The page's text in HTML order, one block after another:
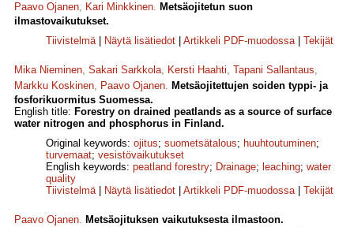
Paavo Ojanen, Kari Minkkinen. Metsäojitetun suon
ilmastovaikutukset.
Tiivistelmä| Näytä lisätiedot Artikkeli PDF-muodossa| Tekijät
Mika Nieminen, Sakari Sarkkola, Kersti Haahti, Tapani Sallantaus,
Markku Koskinen, Paavo Ojanen. Metsäojitettujen soiden typpi- ja
fosforikuormitus Suomessa.
English title: Forestry on drained peatlands as a source of surface
water nitrogen and phosphorus in Finland.
Original keywords: ojitus; suometsätalous; huuhtoutuminen;
turvemaat; vesistövaikutukset
English keywords: peatland forestry; Drainage; leaching; water
quality
Tiivistelmä| Näytä lisätiedot Artikkeli PDF-muodossa| Tekijät
Paavo Ojanen. Metsäojituksen vaikutuksesta ilmastoon.